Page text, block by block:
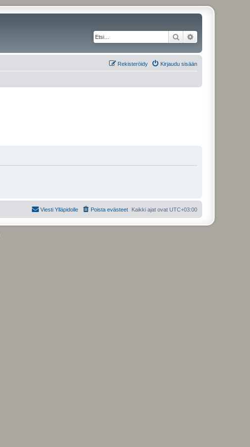
Etsi
Kirjaudu sisään
Rekisteröidy
Kaikki ajat ovat UTC+03:00
Poista evästeet
Viesti Ylläpidolle